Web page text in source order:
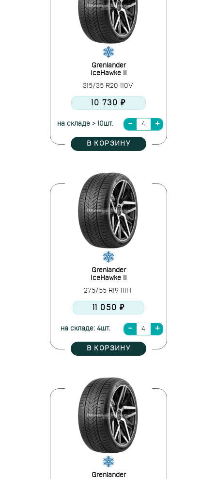
Grenlander
IceHawke II
315/35 R20 110V
10 730 ₽
на складе > 10шт.
В КОРЗИНУ
Grenlander
IceHawke II
275/55 R19 111H
11 050 ₽
на складе: 4шт.
В КОРЗИНУ
Grenlander